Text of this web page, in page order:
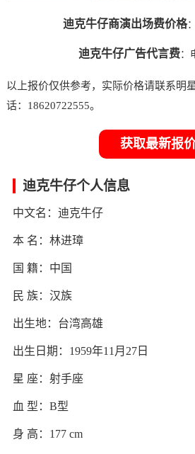
迪克牛仔商演出场费价格
迪克牛仔广告代言费：
以上报价仅供参考，实际价格请联系
话：18620722555。
获取最新报
迪克牛仔个人信息
中文名：迪克牛仔
本 名：林进璋
国 籍：中国
民 族：汉族
出生地：台湾高雄
出生日期：1959年11月27日
星 座：射手座
血 型：B型
身 高：177 cm